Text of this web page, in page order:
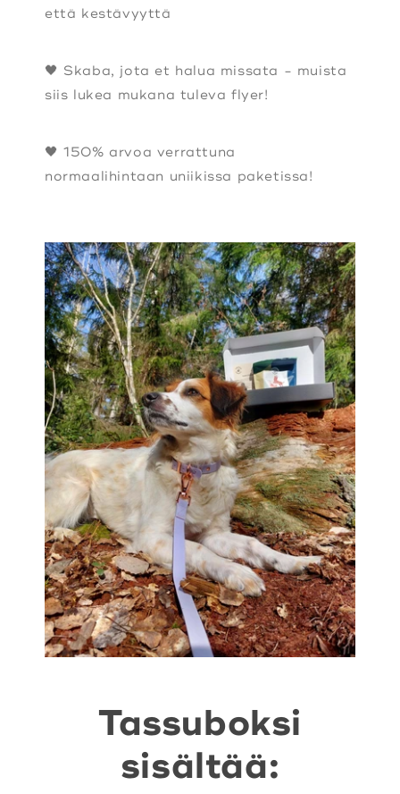
että kestävyyttä
🖤 Skaba, jota et halua missata - muista
siis lukea mukana tuleva flyer!
🖤 150% arvoa verrattuna
normaalihintaan uniikissa paketissa!
Tassuboksi
sisältää: